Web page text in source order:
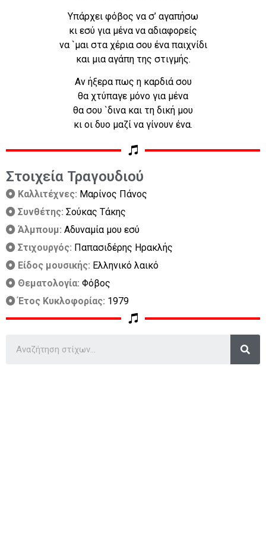
Υπάρχει φόβος να σ’ αγαπήσω
κι εσύ για μένα να αδιαφορείς
να `μαι στα χέρια σου ένα παιχνίδι
και μια αγάπη της στιγμής.
Αν ήξερα πως η καρδιά σου
θα χτύπαγε μόνο για μένα
θα σου `δινα και τη δική μου
κι οι δυο μαζί να γίνουν ένα.
Στοιχεία Τραγουδιού
Καλλιτέχνες: Μαρίνος Πάνος
Συνθέτης: Σούκας Τάκης
Άλμπουμ: Αδυναμία μου εσύ
Στιχουργός: Παπασιδέρης Ηρακλής
Είδος μουσικής: Ελληνικό λαικό
Θεματολογία: Φόβος
Έτος Κυκλοφορίας: 1979